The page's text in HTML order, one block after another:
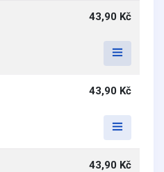
43,90 Kč
43,90 Kč
43,90 Kč